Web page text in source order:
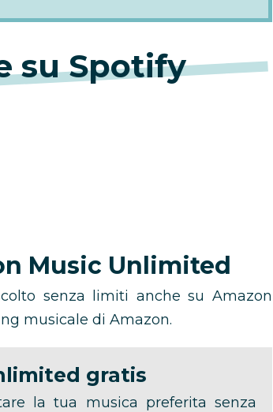
su Spotify
Music Unlimited
senza limiti anche su Amazon
musicale di Amazon.
gratis
la tua musica preferita senza